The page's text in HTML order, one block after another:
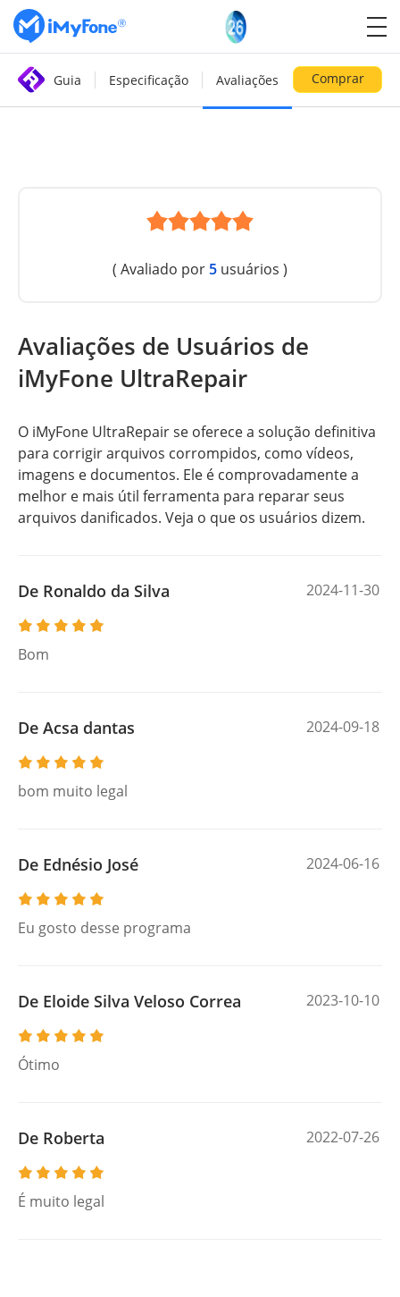
Guia Especificação Avaliações Comprar
( Avaliado por 5 usuários )
Avaliações de Usuários de
iMyFone UltraRepair
O iMyFone UltraRepair se oferece a solução definitiva
para corrigir arquivos corrompidos, como vídeos,
imagens e documentos. Ele é comprovadamente a
melhor e mais útil ferramenta para reparar seus
arquivos danificados. Veja o que os usuários dizem.
De Ronaldo da Silva 2024-11-30
Bom
De Acsa dantas 2024-09-18
bom muito legal
De Ednésio José 2024-06-16
Eu gosto desse programa
De Eloide Silva Veloso Correa 2023-10-10
Ótimo
De Roberta 2022-07-26
É muito legal